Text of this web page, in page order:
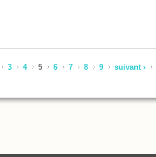
3 4 5 6 7 8 9 suivant ›